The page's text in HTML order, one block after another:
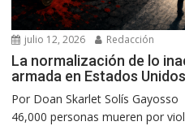
julio 12, 2026 Redacción
La normalización de lo
armada en Estados Unidos
Por Doan Skarlet Solís
46,000 personas mueren por